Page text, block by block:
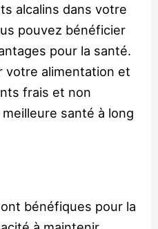
alcalins dans votre
pouvez bénéficier
pour la santé.
votre alimentation et
frais et non
santé à long
bénéfiques pour la